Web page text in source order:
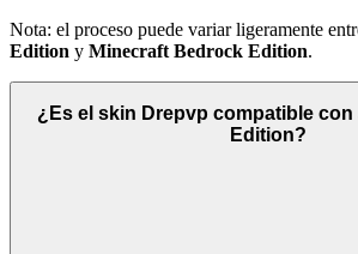
Nota: el proceso puede variar ligeramente
Edition y Minecraft Bedrock Edition.
¿Es el skin Drepvp compatible
Edition?